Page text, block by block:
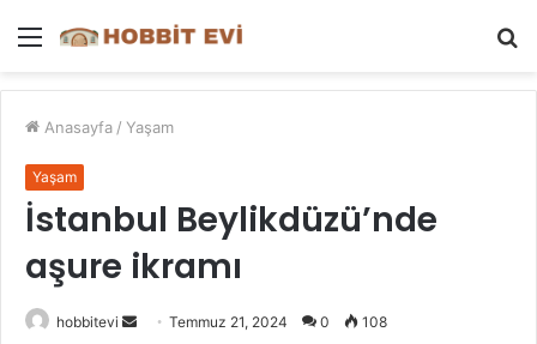
Menü
Anasayfa / Yaşam
Yaşam
İstanbul Beylikdüzü’nde
aşure ikramı
hobbitevi
Bir
Temmuz 21, 2024 0 108